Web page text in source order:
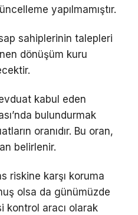
yapılmamıştır.
sahiplerinin talepleri
dönüşüm kuru
kabul eden
bulundurmak
oranıdır. Bu oran,
belirlenir.
riskine karşı koruma
olsa da günümüzde
kontrol aracı olarak